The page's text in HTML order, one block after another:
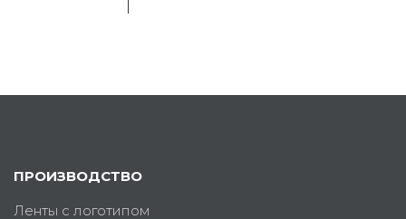
ПРОИЗВОДСТВО
Ленты с логотипом